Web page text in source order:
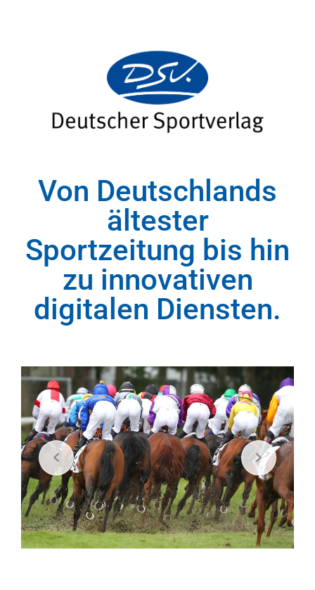
Von Deutschlands
ältester
Sportzeitung bis hin
zu innovativen
digitalen Diensten.